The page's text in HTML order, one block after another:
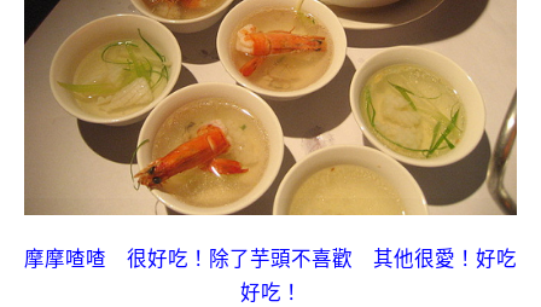
摩摩喳喳 很好吃！除了芋頭不喜歡 其他很愛！好吃
好吃！